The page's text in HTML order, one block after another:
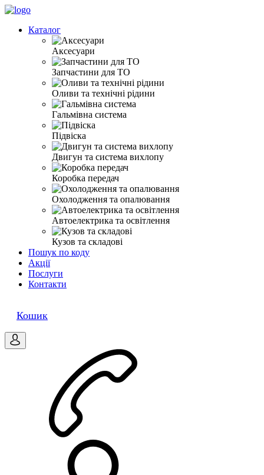
Каталог
Аксесуари
Запчастини для ТО
Оливи та технічні рідини
Гальмівна система
Підвіска
Двигун та система вихлопу
Коробка передач
Охолодження та опалювання
Автоелектрика та освітлення
Кузов та складові
Пошук по коду
Акції
Послуги
Контакти
Кошик